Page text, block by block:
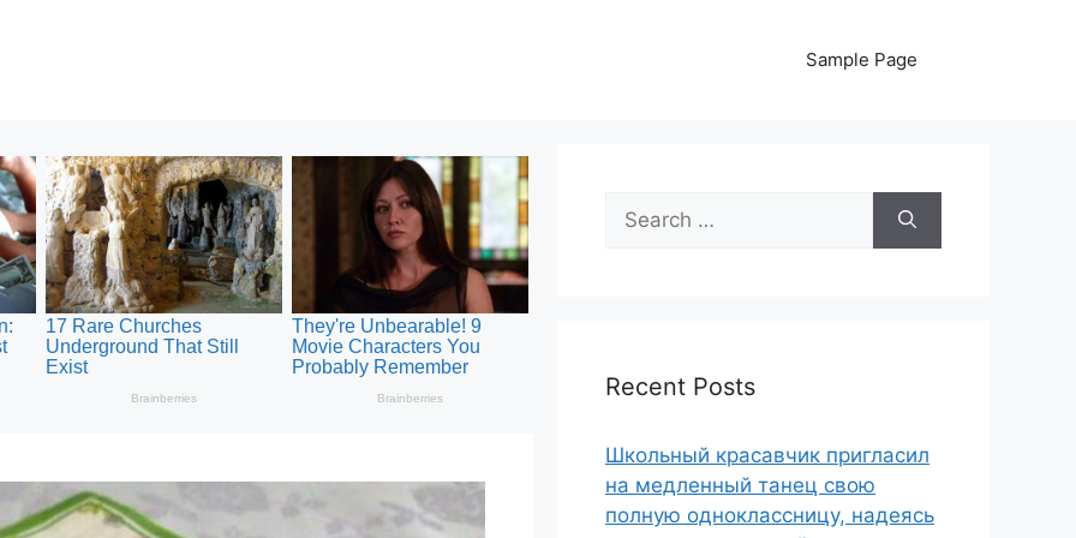
Sample Page
Search
for:
Recent Posts
Школьный красавчик пригласил
на медленный танец свою
полную одноклассницу, надеясь